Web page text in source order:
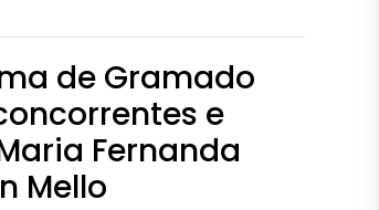
de Gramado
e
Fernanda
Mello